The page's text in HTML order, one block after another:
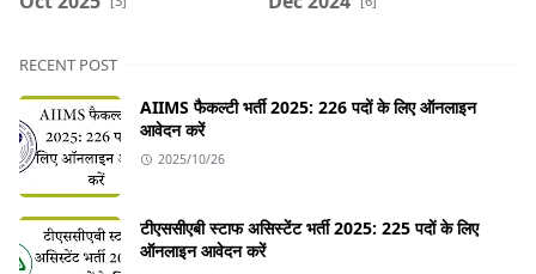
RECENT POST
AIIMS फैकल्टी भर्ती 2025: 226 पदों के लिए ऑनलाइन
आवेदन करें
2025/10/26
टीएससीएबी स्टाफ असिस्टेंट भर्ती 2025: 225 पदों के लिए
ऑनलाइन आवेदन करें